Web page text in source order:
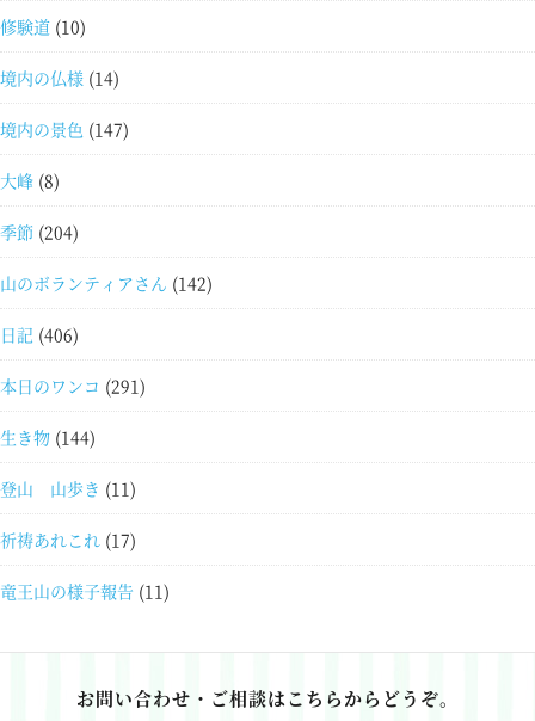
修験道 (10)
境内の仏様 (14)
境内の景色 (147)
大峰 (8)
季節 (204)
山のボランティアさん (142)
日記 (406)
本日のワンコ (291)
生き物 (144)
登山 山歩き (11)
祈祷あれこれ (17)
竜王山の様子報告 (11)
お問い合わせ・ご相談はこちらからどうぞ。